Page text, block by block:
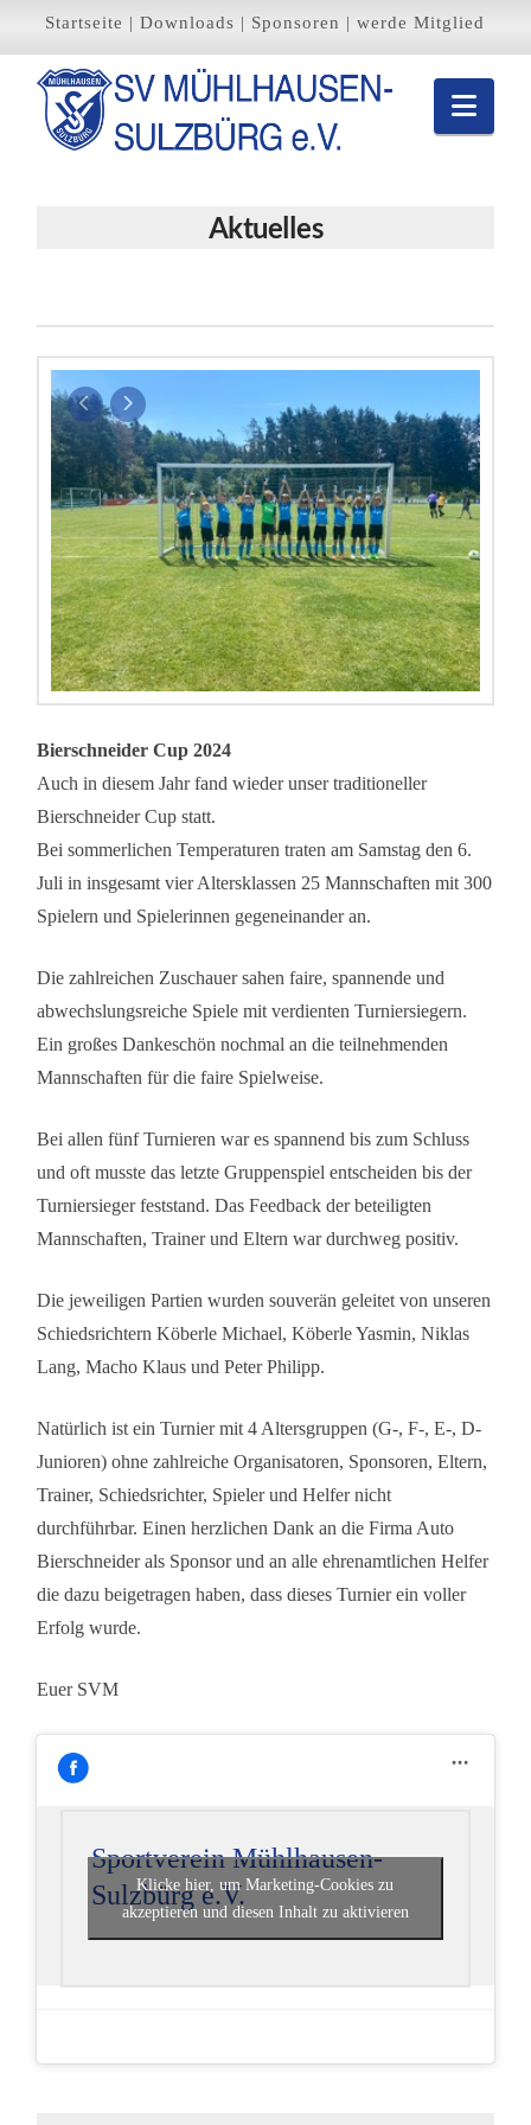
Startseite |Downloads | Sponsoren |werde Mitglied
Aktuelles
Bierschneider Cup 2024
Auch in diesem Jahr fand wieder unser traditioneller
Bierschneider Cup statt.
Bei sommerlichen Temperaturen traten am Samstag den 6.
Juli in insgesamt vier Altersklassen 25 Mannschaften mit 300
Spielern und Spielerinnen gegeneinander an.
Die zahlreichen Zuschauer sahen faire, spannende und
abwechslungsreiche Spiele mit verdienten Turniersiegern.
Ein großes Dankeschön nochmal an die teilnehmenden
Mannschaften für die faire Spielweise.
Bei allen fünf Turnieren war es spannend bis zum Schluss
und oft musste das letzte Gruppenspiel entscheiden bis der
Turniersieger feststand. Das Feedback der beteiligten
Mannschaften, Trainer und Eltern war durchweg positiv.
Die jeweiligen Partien wurden souverän geleitet von unseren
Schiedsrichtern Köberle Michael, Köberle Yasmin, Niklas
Lang, Macho Klaus und Peter Philipp.
Natürlich ist ein Turnier mit 4 Altersgruppen (G-, F-, E-, D-
Junioren) ohne zahlreiche Organisatoren, Sponsoren, Eltern,
Trainer, Schiedsrichter, Spieler und Helfer nicht
durchführbar. Einen herzlichen Dank an die Firma Auto
Bierschneider als Sponsor und an alle ehrenamtlichen Helfer
die dazu beigetragen haben, dass dieses Turnier ein voller
Erfolg wurde.
Euer SVM
Sportverein Mühlhausen-
Sulzbürg e.V.
Klicke hier, um Marketing-Cookies zu
akzeptieren und diesen Inhalt zu aktivieren